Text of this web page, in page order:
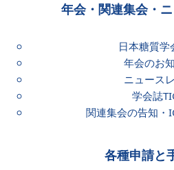
年会・関連集会・
日本糖質学
年会のお
ニュース
学会誌
関連集会の告知・
各種申請と